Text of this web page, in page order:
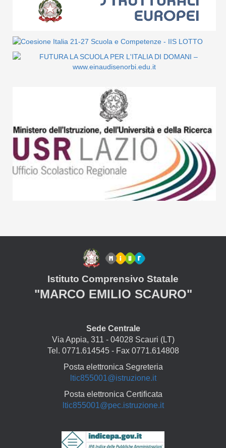
Istituto Comprensivo Statale
"MARCO EMILIO SCAURO"
Sede Centrale
Via Appia, 311 - 04028 Scauri (LT)
Tel. 0771.614545 - Fax 0771.614808
Posta elettronica Segreteria
ltic855001@istruzione.it
Posta elettronica Certificata
ltic855001@pec.istruzione.it